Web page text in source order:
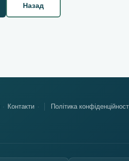
Назад
Контакти Політика